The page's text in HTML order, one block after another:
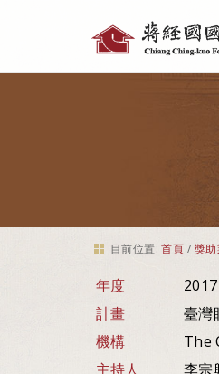
具
目前位置: 首頁 / 獎
年度
2017
計畫
臺灣
機構
The
主持人
李宗